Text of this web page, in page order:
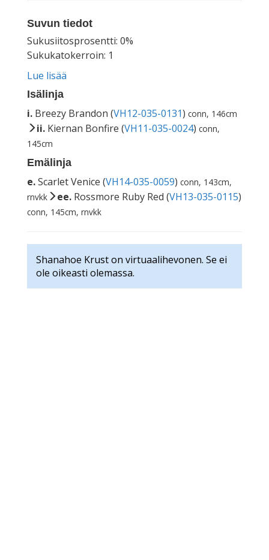
Suvun tiedot
Sukusiitosprosentti: 0%
Sukukatokerroin: 1
Lue lisää
Isälinja
i. Breezy Brandon (VH12-035-0131) conn, 146cm
ii. Kiernan Bonfire (VH11-035-0024) conn,
145cm
Emälinja
e.Scarlet Venice (VH14-035-0059) conn, 143cm,
rnvkk
ee. Rossmore Ruby Red (VH13-035-0115)
conn, 145cm, rnvkk
Shanahoe Krust on virtuaalihevonen. Se ei
ole oikeasti olemassa.